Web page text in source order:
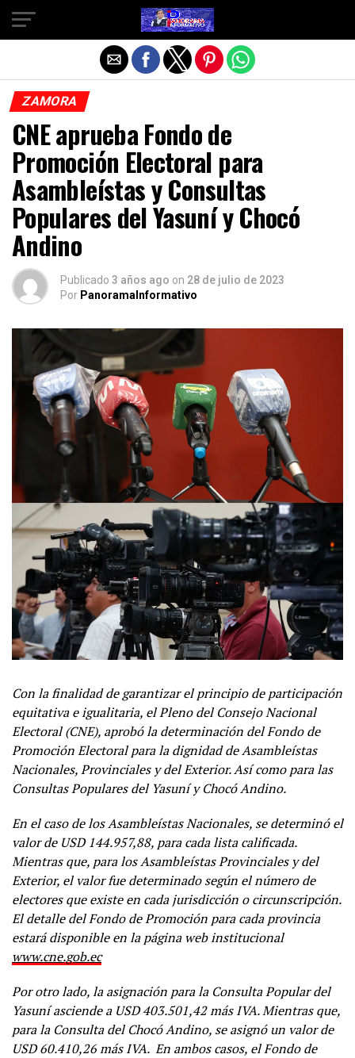
ZAMORA
CNE aprueba Fondo de
Promoción Electoral para
Asambleístas y Consultas
Populares del Yasuní y Chocó
Andino
Publicado 3 años ago on 28 de julio de 2023
Por PanoramaInformativo
Con la finalidad de garantizar el principio de participación
equitativa e igualitaria, el Pleno del Consejo Nacional
Electoral (CNE), aprobó la determinación del Fondo de
Promoción Electoral para la dignidad de Asambleístas
Nacionales, Provinciales y del Exterior. Así como para las
Consultas Populares del Yasuní y Chocó Andino.
En el caso de los Asambleístas Nacionales, se determinó el
valor de USD 144.957,88, para cada lista calificada.
Mientras que, para los Asambleístas Provinciales y del
Exterior, el valor fue determinado según el número de
electores que existe en cada jurisdicción o circunscripción.
El detalle del Fondo de Promoción para cada provincia
estará disponible en la página web institucional
www.cne.gob.ec
Por otro lado, la asignación para la Consulta Popular del
Yasuní asciende a USD 403.501,42 más IVA. Mientras que,
para la Consulta del Chocó Andino, se asignó un valor de
USD 60.410,26 más IVA. En ambos casos, el Fondo de
Salir de la versión móvil